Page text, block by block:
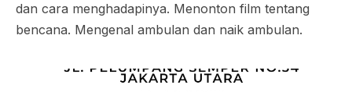
dan cara menghadapinya. Menonton film tentang
bencana. Mengenal ambulan dan naik ambulan.